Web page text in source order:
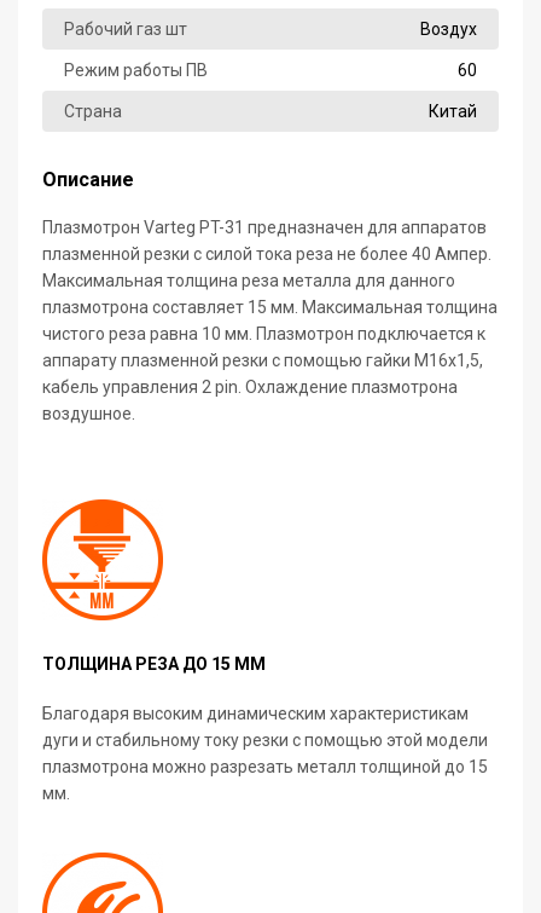
Рабочий газ шт Воздух
Режим работы ПВ 60
Страна Китай
Описание
Плазмотрон Varteg PT-31 предназначен для аппаратов
плазменной резки с силой тока реза не более 40 Ампер.
Максимальная толщина реза металла для данного
плазмотрона составляет 15 мм. Максимальная толщина
чистого реза равна 10 мм. Плазмотрон подключается к
аппарату плазменной резки c помощью гайки M16х1,5,
кабель управления 2 pin. Охлаждение плазмотрона
воздушное.
ТОЛЩИНА РЕЗА ДО 15 ММ
Благодаря высоким динамическим характеристикам
дуги и стабильному току резки с помощью этой модели
плазмотрона можно разрезать металл толщиной до 15
мм.